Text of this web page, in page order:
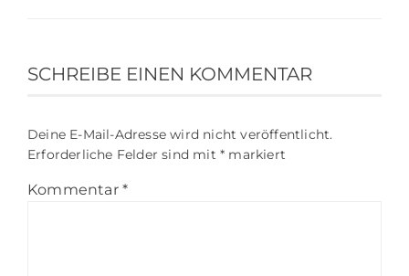
SCHREIBE EINEN KOMMENTAR
Deine E-Mail-Adresse wird nicht veröffentlicht.
Erforderliche Felder sind mit * markiert
Kommentar *